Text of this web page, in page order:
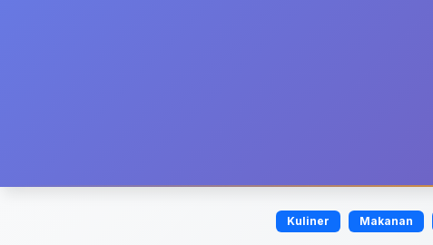
Kuliner Makanan